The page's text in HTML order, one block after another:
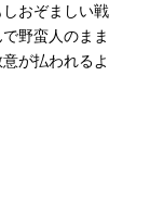
おぞましい戦
野蛮人のまま
が払われるよ